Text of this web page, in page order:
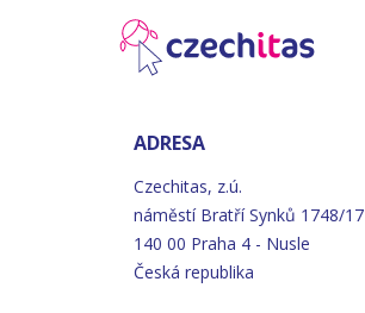
ADRESA
Czechitas, z.ú.
náměstí Bratří Synků 1748/17
140 00 Praha 4 - Nusle
Česká republika